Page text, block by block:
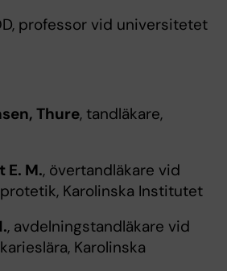
professor vid universitetet
Thure, tandläkare,
M., övertandläkare vid
Karolinska Institutet
, avdelningstandläkare vid
Karolinska